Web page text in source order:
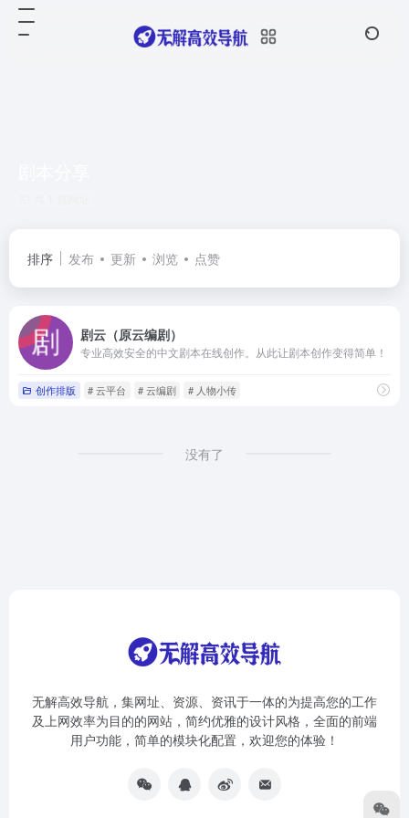
排序 发布 更新 浏览 点赞
剧云（原云编剧）
专业高效安全的中文剧本在线创作。从此让剧本创作变得简单！
创作排版 # 云平台 # 云编剧 # 人物小传
没有了
无解高效导航，集网址、资源、资讯于一体的为提高您的工作
及上网效率为目的的网站，简约优雅的设计风格，全面的前端
用户功能，简单的模块化配置，欢迎您的体验！